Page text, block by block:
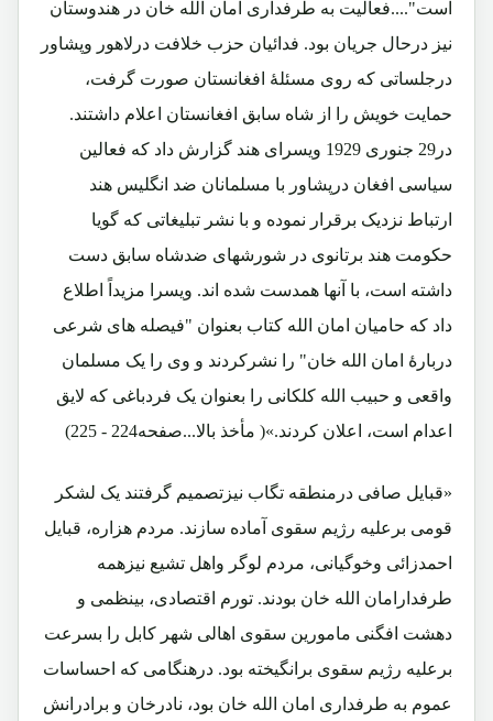
است"....فعالیت به طرفداری امان الله خان در هندوستان
نیز درحال جریان بود. فدائیان حزب خلافت درلاهور وپشاور
درجلساتی که روی مسئلۀ افغانستان صورت گرفت،
حمایت خویش را از شاه سابق افغانستان اعلام داشتند.
در29 جنوری 1929 ویسرای هند گزارش داد که فعالین
سیاسی افغان درپشاور با مسلمانان ضد انگلیس هند
ارتباط نزدیک برقرار نموده و با نشر تبلیغاتی که گویا
حکومت هند برتانوی در شورشهای ضدشاه سابق دست
داشته است، با آنها همدست شده اند. ویسرا مزیداً اطلاع
داد که حامیان امان الله کتاب بعنوان "فیصله های شرعی
دربارۀ امان الله خان" را نشرکردند و وی را یک مسلمان
واقعی و حبیب الله کلکانی را بعنوان یک فردباغی که لایق
اعدام است، اعلان کردند.»( مأخذ بالا...صفحه224 - 225)
«قبایل صافی درمنطقه تگاب نیزتصمیم گرفتند یک لشکر
قومی برعلیه رژیم سقوی آماده سازند. مردم هزاره، قبایل
احمدزائی وخوگیانی، مردم لوگر واهل تشیع نیزهمه
طرفدارامان الله خان بودند. تورم اقتصادی، بینظمی و
دهشت افگنی مامورین سقوی اهالی شهر کابل را بسرعت
برعلیه رژیم سقوی برانگیخته بود. درهنگامی که احساسات
عموم به طرفداری امان الله خان بود، نادرخان و برادرانش